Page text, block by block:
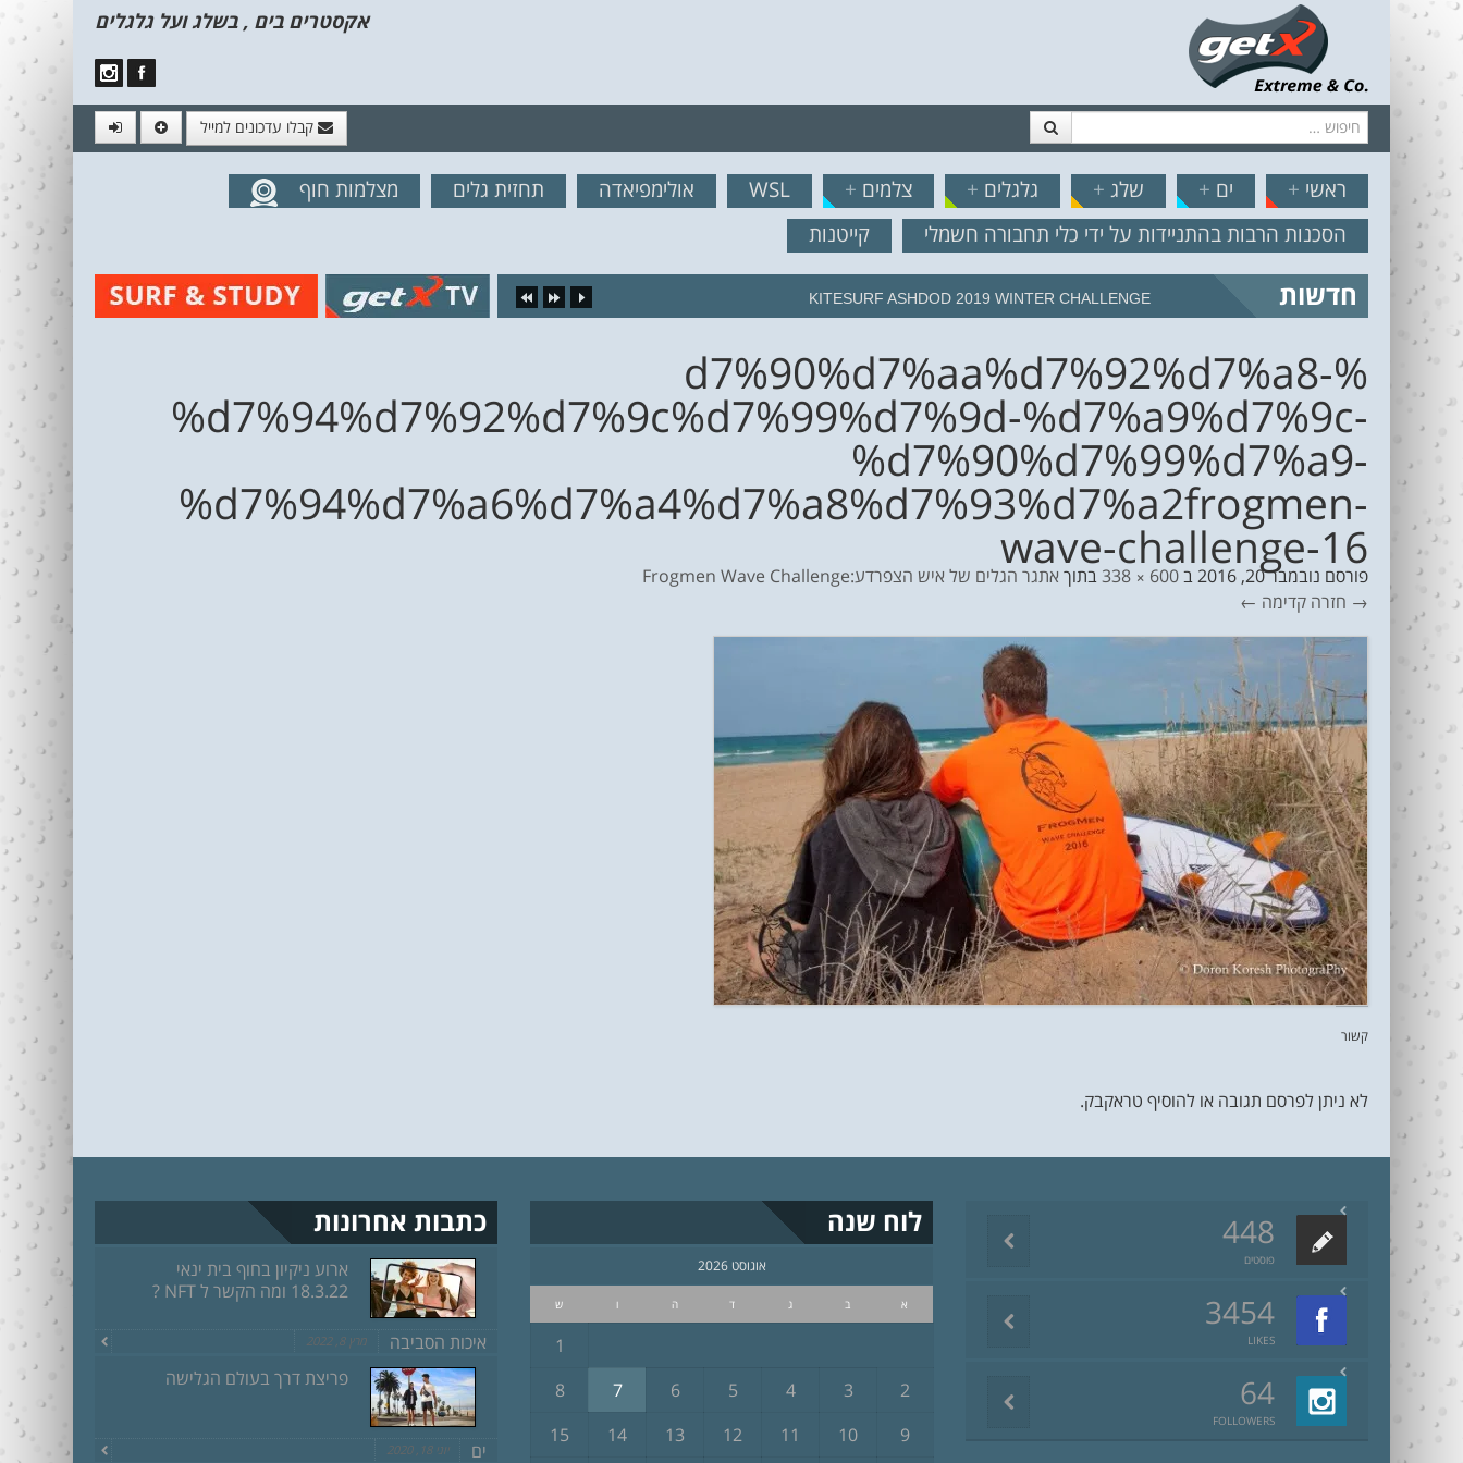
אקסטרים בים , בשלג ועל גלגלים
חיפוש קבלו עדכונים למייל
// הצטרף לרשימת תפוצה!נשמח לשלוח לך עדכונים חמים מהאתר תפריט
דלג לתוכן
ראשי + ים + שלג + גלגלים + צלמים +
WSL אולימפיאדה תחזית גלים
מצלמות חוף
הסכנות הרבות בהתניידות על ידי כלי תחבורה חשמלי
קייטנות
חדשות KITESURF ASHDOD 2019 WINTER CHALLENGE
%d7%90%d7%aa%d7%92%d7%a8-
%d7%94%d7%92%d7%9c%d7%99%d7%9d-%d7%a9%d7%9c-
%d7%90%d7%99%d7%a9-
%d7%94%d7%a6%d7%a4%d7%a8%d7%93%d7%a2frogmen-
wave-challenge-16
פורסם נובמבר 20, 2016 ב600 × 338 בתוךאתגר הגלים של איש הצפרדע:Frogmen Wave Challenge
→ חזרה קדימה ←
קשור
לא ניתן לפרסם תגובה או להוסיף טראקבק.
448
פוסטים
3454
LIKES
64
FOLLOWERS
לוח שנה
אוגוסט 2026
א ב ג ד ה ו ש
1
2
3
4
5
6
7
8
9
10
11
12
13
14
15
כתבות אחרונות
ארוע ניקיון בחוף בית ינאי
18.3.22 ומה הקשר ל NFT ?
איכות הסביבה מרץ 8, 2022
פריצת דרך בעולם הגלישה
ים יוני 18, 2020